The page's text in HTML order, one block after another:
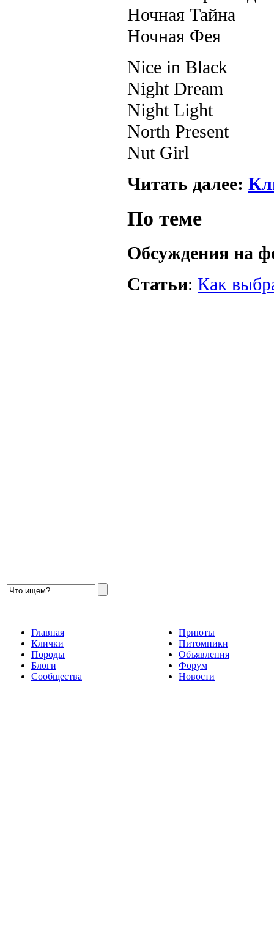
Ночная Тайна
Ночная Фея
Nice in Black
Night Dream
Night Light
North Present
Nut Girl
Читать далее:
По теме
Обсуждения на
Статьи: Как
Главная
Клички
Породы
Блоги
Сообщества
Приюты
Питомники
Объявления
Форум
Новости